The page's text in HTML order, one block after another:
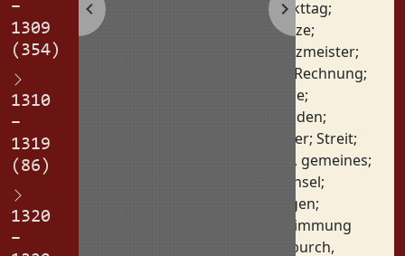
–
1309
(354)
1310
–
1319
(86)
1320
–
Markttag;
Münze;
Münzmeister;
Rechnung;
Sache;
Schaden;
Steuer; Streit;
Volk, gemeines;
Wechsel;
Zeugen;
Zustimmung
(Volburch,